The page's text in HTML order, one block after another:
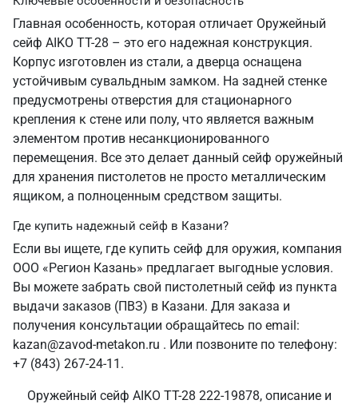
Главная особенность, которая отличает Оружейный
сейф AIKO TT-28 – это его надежная конструкция.
Корпус изготовлен из стали, а дверца оснащена
устойчивым сувальдным замком. На задней стенке
предусмотрены отверстия для стационарного
крепления к стене или полу, что является важным
элементом против несанкционированного
перемещения. Все это делает данный сейф оружейный
для хранения пистолетов не просто металлическим
ящиком, а полноценным средством защиты.
Где купить надежный сейф в Казани?
Если вы ищете, где купить сейф для оружия, компания
ООО «Регион Казань» предлагает выгодные условия.
Вы можете забрать свой пистолетный сейф из пункта
выдачи заказов (ПВЗ) в Казани. Для заказа и
получения консультации обращайтесь по email:
kazan@zavod-metakon.ru . Или позвоните по телефону:
+7 (843) 267-24-11.
Оружейный сейф AIKO TT-28 222-19878, описание и